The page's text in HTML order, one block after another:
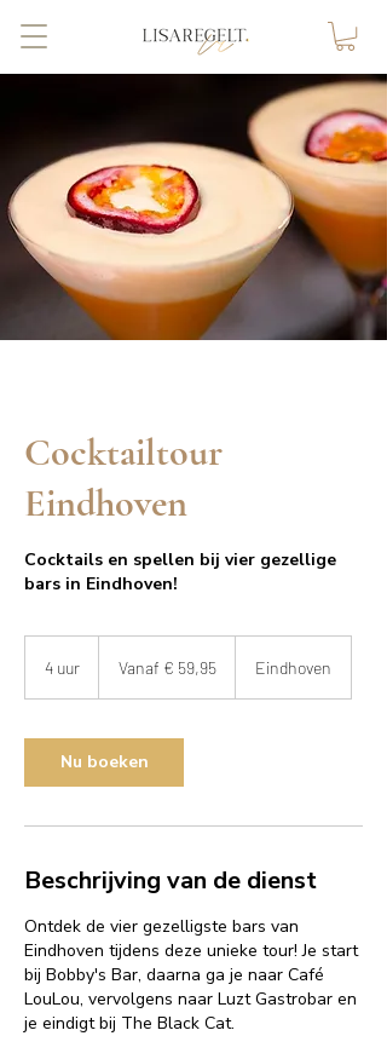
Cocktailtour
Eindhoven
Cocktails en spellen bij vier gezellige
bars in Eindhoven!
4 uur
r
euroVanaf € 59,95 Eindhoven
Nu boeken
Beschrijving van de dienst
Ontdek de vier gezelligste bars van
Eindhoven tijdens deze unieke tour! Je start
bij Bobby's Bar, daarna ga je naar Café
LouLou, vervolgens naar Luzt Gastrobar en
je eindigt bij The Black Cat.